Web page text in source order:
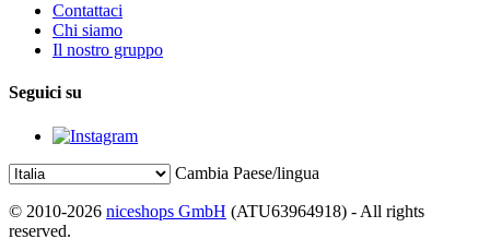
Contattaci
Chi siamo
Il nostro gruppo
Seguici su
Cambia Paese/lingua
© 2010-2026 niceshops GmbH (ATU63964918) - All rights
reserved.